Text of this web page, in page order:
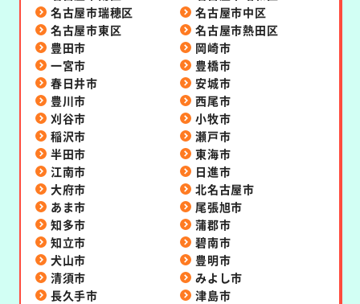
名古屋市瑞穂区
名古屋市中区
名古屋市東区
名古屋市熱田区
豊田市
岡崎市
一宮市
豊橋市
春日井市
安城市
豊川市
西尾市
刈谷市
小牧市
稲沢市
瀬戸市
半田市
東海市
江南市
日進市
大府市
北名古屋市
あま市
尾張旭市
知多市
蒲郡市
知立市
碧南市
犬山市
豊明市
清須市
みよし市
長久手市
津島市